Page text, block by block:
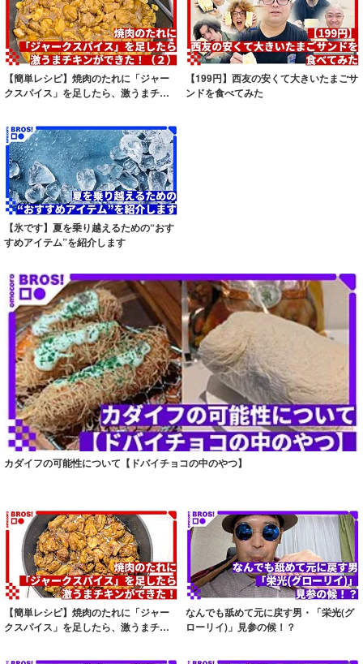
【簡単レシピ】焼肉のたれに「ジャー
クスパイス」を足したら、激うまチキ
【199円】西友の安くて大きいたまごサ
ンドを食べてみた
【氷です】夏を乗り越えるための“おす
すめアイテム”を紹介します
カダイフの可能性について【ドバイチョコの中のやつ】
【簡単レシピ】焼肉のたれに「ジャー
クスパイス」を足したら、激うまチキ
なんでも舐めて元に戻す男・「栄光(グ
ローリイ)」見参の候！？